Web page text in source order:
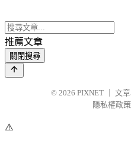
推薦文章
關閉搜尋
© 2026 PIXNET
文
隱私權政策
⚠️